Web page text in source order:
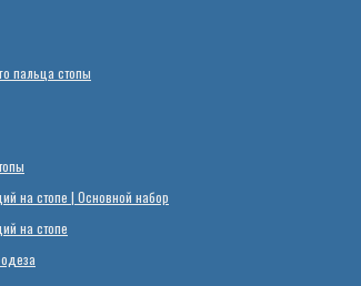
пальца стопы
на стопе | Основной набор
на стопе